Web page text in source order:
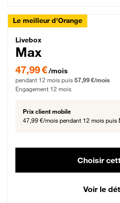
Le meilleur d'Orange
Livebox Max Fibre
Livebox
Max
47,99 € par mois pendant 12 mois
47,99 €/mois
pendant 12 mois puis 57,99 €/mois
Engagement 12 mois
Prix client mobile
47,99 €/mois pendant 12 mois puis
Choisir
Voir le